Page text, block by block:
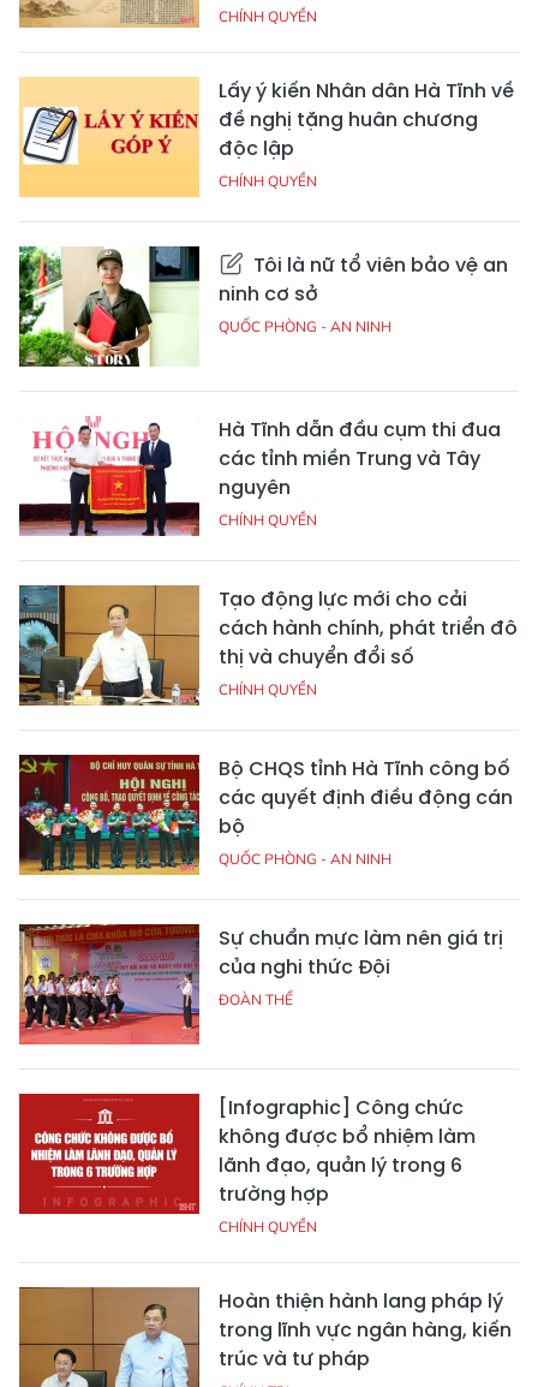
CHÍNH QUYỀN
Lấy ý kiến Nhân dân Hà Tĩnh về
đề nghị tặng huân chương
độc lập
CHÍNH QUYỀN
Tôi là nữ tổ viên bảo vệ an
ninh cơ sở
QUỐC PHÒNG - AN NINH
Hà Tĩnh dẫn đầu cụm thi đua
các tỉnh miền Trung và Tây
nguyên
CHÍNH QUYỀN
Tạo động lực mới cho cải
cách hành chính, phát triển đô
thị và chuyển đổi số
CHÍNH QUYỀN
Bộ CHQS tỉnh Hà Tĩnh công bố
các quyết định điều động cán
bộ
QUỐC PHÒNG - AN NINH
Sự chuẩn mực làm nên giá trị
của nghi thức Đội
ĐOÀN THỂ
[Infographic] Công chức
không được bổ nhiệm làm
lãnh đạo, quản lý trong 6
trường hợp
CHÍNH QUYỀN
Hoàn thiện hành lang pháp lý
trong lĩnh vực ngân hàng, kiến
trúc và tư pháp